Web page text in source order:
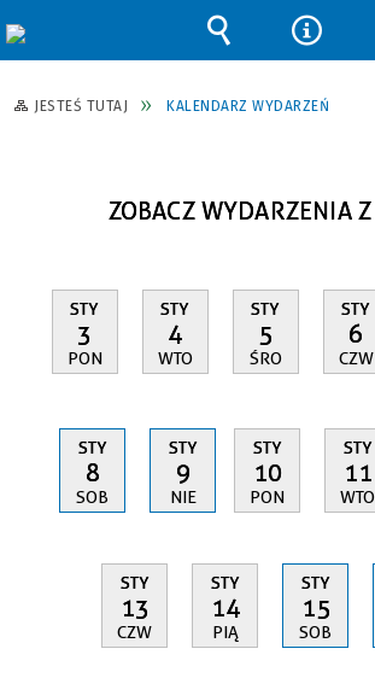
JESTEŚ TUTAJ KALENDARZ WYDARZEŃ
ZOBACZ WYDARZENIA
STY
3
PON
STY
4
WTO
STY
5
ŚRO
STY
6
CZW
STY
8
SOB
STY
9
NIE
STY
10
PON
STY
11
WTO
STY
13
CZW
STY
14
PIĄ
STY
15
SOB